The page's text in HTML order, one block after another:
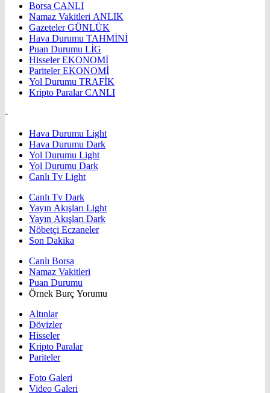
Borsa CANLI
Namaz Vakitleri ANLIK
GazetelerGÜNLÜK
Hava Durumu TAHMİNİ
Puan Durumu LİG
HisselerEKONOMİ
ParitelerEKONOMİ
Yol Durumu TRAFİK
Kripto ParalarCANLI
-
Hava Durumu Light
Hava Durumu Dark
Yol Durumu Light
Yol Durumu Dark
Canlı Tv Light
Canlı Tv Dark
Yayın Akışları Light
Yayın Akışları Dark
Nöbetçi Eczaneler
Son Dakika
Canlı Borsa
Namaz Vakitleri
Puan Durumu
Örnek Burç Yorumu
Altınlar
Dövizler
Hisseler
Kripto Paralar
Pariteler
Foto Galeri
Video Galeri